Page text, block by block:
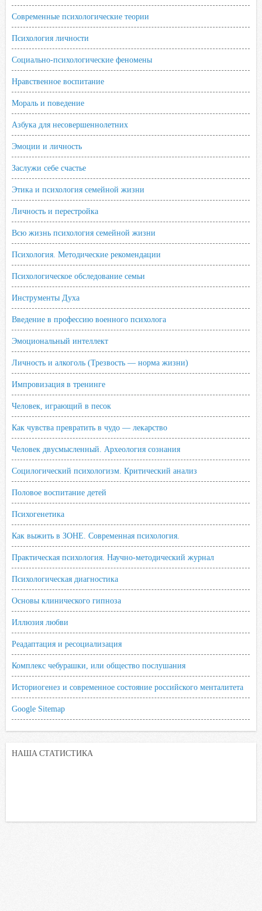
Современные психологические теории
Психология личности
Социально-психологические феномены
Нравственное воспитание
Мораль и поведение
Азбука для несовершеннолетних
Эмоции и личность
Заслужи себе счастье
Этика и психология семейной жизни
Личность и перестройка
Всю жизнь психология семейной жизни
Психология. Методические рекомендации
Психологическое обследование семьи
Инструменты Духа
Введение в профессию военного психолога
Эмоциональный интеллект
Личность и алкоголь (Трезвость — норма жизни)
Импровизация в тренинге
Человек, играющий в песок
Как чувства превратить в чудо — лекарство
Человек двусмысленный. Археология сознания
Социлогический психологизм. Критический анализ
Половое воспитание детей
Психогенетика
Как выжить в ЗОНЕ. Современная психология.
Практическая психология. Научно-методический журнал
Психологическая диагностика
Основы клинического гипноза
Иллюзия любви
Реадаптация и ресоциализация
Комплекс чебурашки, или общество послушания
Историогенез и современное состояние российского менталитета
Google Sitemap
НАША СТАТИСТИКА